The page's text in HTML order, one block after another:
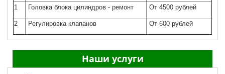
1 Головка блока цилиндров - ремонт От 4500 рублей
2 Регулировка клапанов От 600 рублей
Наши услуги